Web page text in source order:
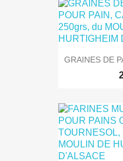
GRAINES DE